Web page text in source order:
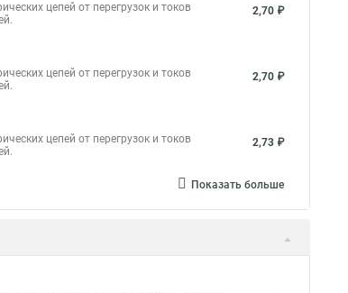
цепей от перегрузок и токов
2,70 ₽
цепей от перегрузок и токов
2,70 ₽
цепей от перегрузок и токов
2,73 ₽
Показать больше